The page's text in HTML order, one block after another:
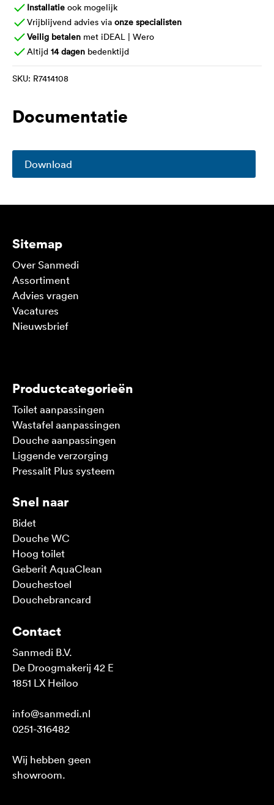
Installatie ook mogelijk
Vrijblijvend advies via onze specialisten
Veilig betalen met iDEAL | Wero
Altijd 14 dagen bedenktijd
SKU: R7414108
Documentatie
Download
Sitemap
Over Sanmedi
Assortiment
Advies vragen
Vacatures
Nieuwsbrief
Productcategorieën
Toilet aanpassingen
Wastafel aanpassingen
Douche aanpassingen
Liggende verzorging
Pressalit Plus systeem
Snel naar
Bidet
Douche WC
Hoog toilet
Geberit AquaClean
Douchestoel
Douchebrancard
Contact
Sanmedi B.V.
De Droogmakerij 42 E
1851 LX Heiloo
info@sanmedi.nl
0251-316482
Wij hebben geen
showroom.